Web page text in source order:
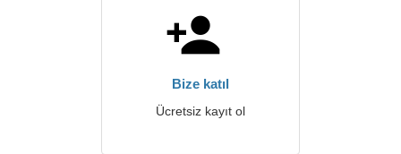
Bize katıl
Ücretsiz kayıt ol